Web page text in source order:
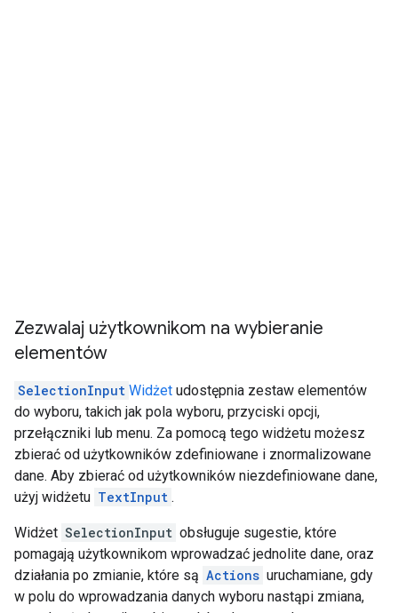
Zezwalaj użytkownikom na wybieranie
elementów
SelectionInput Widżet udostępnia zestaw elementów
do wyboru, takich jak pola wyboru, przyciski opcji,
przełączniki lub menu. Za pomocą tego widżetu możesz
zbierać od użytkowników zdefiniowane i znormalizowane
dane. Aby zbierać od użytkowników niezdefiniowane dane,
użyj widżetu TextInput .
Widżet SelectionInput obsługuje sugestie, które
pomagają użytkownikom wprowadzać jednolite dane, oraz
działania po zmianie, które są Actions uruchamiane, gdy
w polu do wprowadzania danych wyboru nastąpi zmiana,